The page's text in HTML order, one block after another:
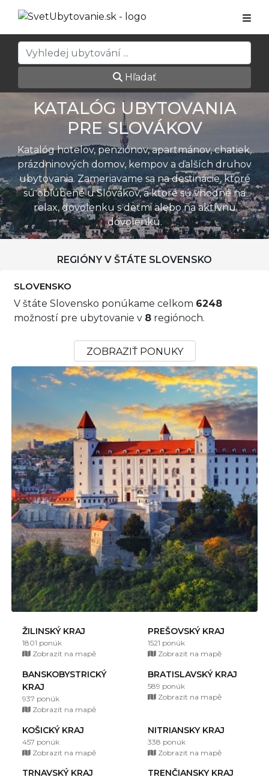
Hľadať
KATALÓG UBYTOVANIA
PRE SLOVÁKOV
Katalóg hotelov, penziónov, apartmánov, chatiek,
prázdninových domov, kempov a ďalších druhov
ubytovania. Zameriavame sa na destinácie, ktoré
sú obľúbené u Slovákov, a ktoré sú vhodné na
relax, dovolenku s deťmi alebo na aktívnu
dovolenku.
REGIÓNY V ŠTÁTE SLOVENSKO
SLOVENSKO
V štáte Slovensko ponúkame celkom 6248
možností pre ubytovanie v 8 regiónoch.
ZOBRAZIŤ PONUKY
ŽILINSKÝ KRAJ
1801 ponúk
Zobrazit na mapě
PREŠOVSKÝ KRAJ
1521 ponúk
Zobrazit na mapě
BANSKOBYSTRICKÝ
KRAJ
937 ponúk
Zobrazit na mapě
BRATISLAVSKÝ KRAJ
589 ponúk
Zobrazit na mapě
KOŠICKÝ KRAJ
457 ponúk
Zobrazit na mapě
NITRIANSKY KRAJ
338 ponúk
Zobrazit na mapě
TRNAVSKÝ KRAJ TRENČIANSKY KRAJ